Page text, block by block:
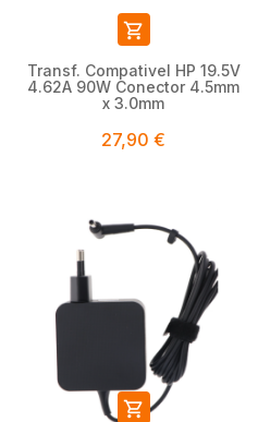

Transf. Compativel HP 19.5V
4.62A 90W Conector 4.5mm
x 3.0mm
27,90 €
